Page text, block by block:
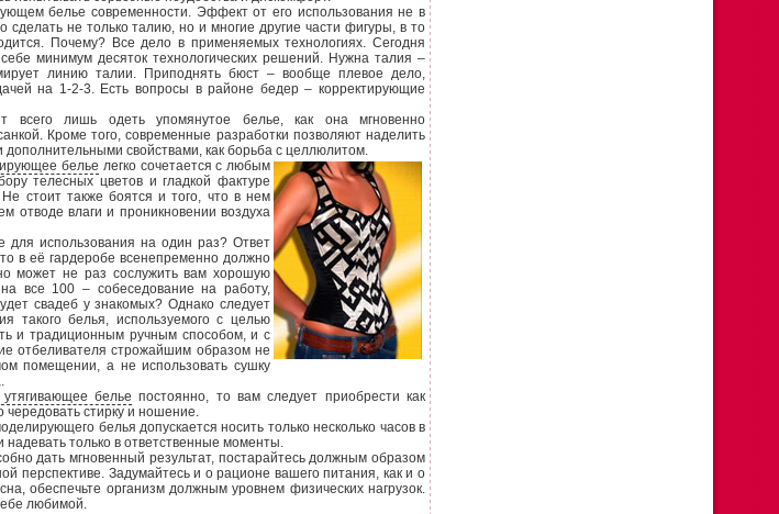
белье современности. Эффект от его использования не в
не только талию, но и многие другие части фигуры, в то
Почему? Все дело в применяемых технологиях. Сегодня
минимум десяток технологических решений. Нужна талия –
линию талии. Приподнять бюст – вообще плевое дело,
на 1-2-3. Есть вопросы в районе бедер – корректирующие
всего лишь одеть упомянутое белье, как она мгновенно
Кроме того, современные разработки позволяют наделить
свойствами, как борьба с целлюлитом.
белье легко сочетается с любым
телесных цветов и гладкой фактуре
стоит также боятся и того, что в нем
отводе влаги и проникновении воздуха
для использования на один раз? Ответ
в её гардеробе всенепременно должно
может не раз сослужить вам хорошую
все 100 – собеседование на работу,
свадеб у знакомых? Однако следует
такого белья, используемого с целью
и традиционным ручным способом, и с
отбеливателя строжайшим образом не
помещении, а не использовать сушку
белье постоянно, то вам следует приобрести как
стирку и ношение.
белья допускается носить только несколько часов в
надевать только в ответственные моменты.
дать мгновенный результат, постарайтесь должным образом
перспективе. Задумайтесь и о рационе вашего питания, как и о
обеспечьте организм должным уровнем физических нагрузок.
любимой.